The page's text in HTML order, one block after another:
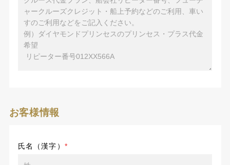
お客様情報
氏名（漢字） *